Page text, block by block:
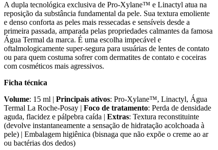
A dupla tecnológica exclusiva de Pro-Xylane™ e Linactyl atua na
reposição da substância fundamental da pele. Sua textura emoliente
e denso conforta as peles mais ressecadas e sensíveis desde a
primeira passada, amparada pelas propriedades calmantes da famosa
Água Termal da marca. É uma escolha impecável e
oftalmologicamente super-segura para usuárias de lentes de contato
ou para quem costuma sofrer com dermatites de contato e coceiras
com cosméticos mais agressivos.
Ficha técnica
Volume: 15 ml | Principais ativos: Pro-Xylane™, Linactyl, Água
Termal La Roche-Posay | Foco de tratamento: Perda de densidade
aguda, flacidez e pálpebra caída | Extras: Textura reconstituinte
(devolve instantaneamente a sensação de hidratação acolchoada à
pele) | Embalagem higiênica (bisnaga que não expõe o creme ao ar
ou bactérias dos dedos)